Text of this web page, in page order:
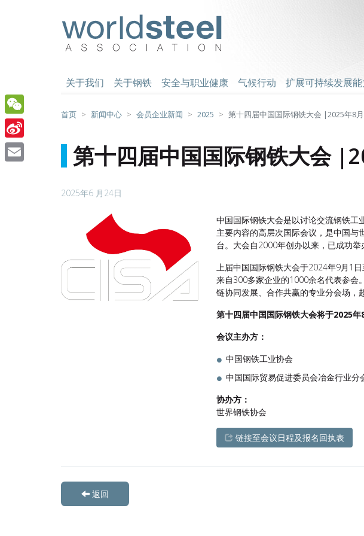
关于我们 关于钢铁 安全与职业健康 气候行动 扩展可持续发展能
首页 新闻中心 会员企业新闻 2025 第十四届中国国际钢铁大会 |2025年8
第十四届中国国际钢铁大会
2025年6 月24日
中国国际钢铁大会是以讨论交流钢铁工
主要内容的高层次国际会议，是中国
台。大会自2000年创办以来，已成功举
上届中国国际钢铁大会于2024年9月1
来自300多家企业的1000余名代表参会
链协同发展、合作共赢的专业分会场，
第十四届中国国际钢铁大会将于2025年
会议主办方：
中国钢铁工业协会
中国国际贸易促进委员会冶金行业分
协办方：
世界钢铁协会
链接至会议日程及报名回执表
返回
WeChat
Sina